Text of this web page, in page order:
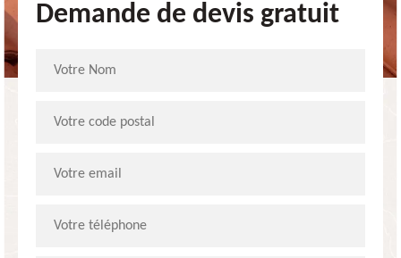
Demande de devis gratuit